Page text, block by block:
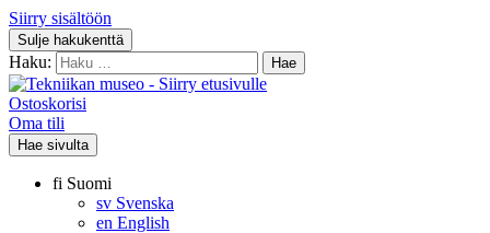
Siirry sisältöön
Sulje hakukenttä
Haku:
Ostoskorisi
Oma tili
Hae sivulta
fi Suomi
sv Svenska
en English